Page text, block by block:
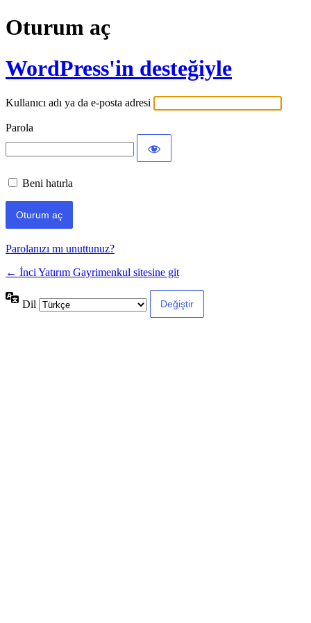
Oturum aç
WordPress'in desteğiyle
Kullanıcı adı ya da e-posta adresi
Parola
Beni hatırla
Parolanızı mı unuttunuz?
← İnci Yatırım Gayrimenkul sitesine git
Dil